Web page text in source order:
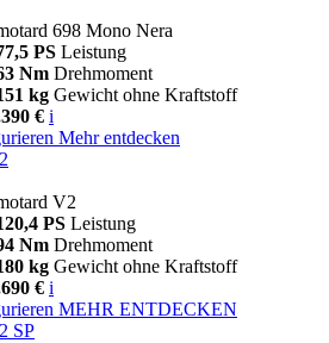
698 Mono Nera
PS Leistung
Nm Drehmoment
kg Gewicht ohne Kraftstoff
€ i
Mehr entdecken
V2
PS Leistung
Nm Drehmoment
kg Gewicht ohne Kraftstoff
€ i
MEHR ENTDECKEN
SP